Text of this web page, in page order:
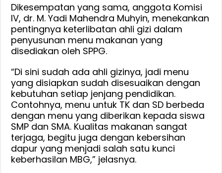
Dikesempatan yang sama, anggota Komisi
IV, dr. M. Yadi Mahendra Muhyin, menekankan
pentingnya keterlibatan ahli gizi dalam
penyusunan menu makanan yang
disediakan oleh SPPG.
“Di sini sudah ada ahli gizinya, jadi menu
yang disiapkan sudah disesuaikan dengan
kebutuhan setiap jenjang pendidikan.
Contohnya, menu untuk TK dan SD berbeda
dengan menu yang diberikan kepada siswa
SMP dan SMA. Kualitas makanan sangat
terjaga, begitu juga dengan kebersihan
dapur yang menjadi salah satu kunci
keberhasilan MBG,” jelasnya.